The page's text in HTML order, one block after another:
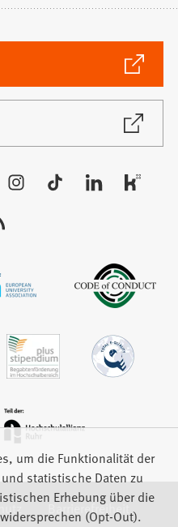
Barrierefreiheit
um die Funktionalität der
statistische Daten zu
Erhebung über die
(Opt-Out).